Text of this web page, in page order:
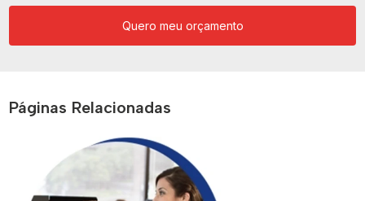
Quero meu orçamento
Páginas Relacionadas